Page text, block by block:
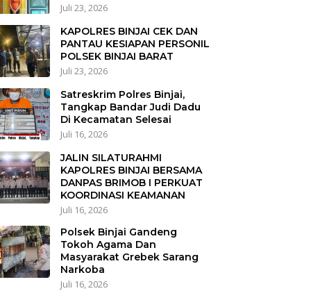
Juli 23, 2026
KAPOLRES BINJAI CEK DAN
PANTAU KESIAPAN PERSONIL
POLSEK BINJAI BARAT
Juli 23, 2026
Satreskrim Polres Binjai,
Tangkap Bandar Judi Dadu
Di Kecamatan Selesai
Juli 16, 2026
JALIN SILATURAHMI
KAPOLRES BINJAI BERSAMA
DANPAS BRIMOB I PERKUAT
KOORDINASI KEAMANAN
Juli 16, 2026
Polsek Binjai Gandeng
Tokoh Agama Dan
Masyarakat Grebek Sarang
Narkoba
Juli 16, 2026